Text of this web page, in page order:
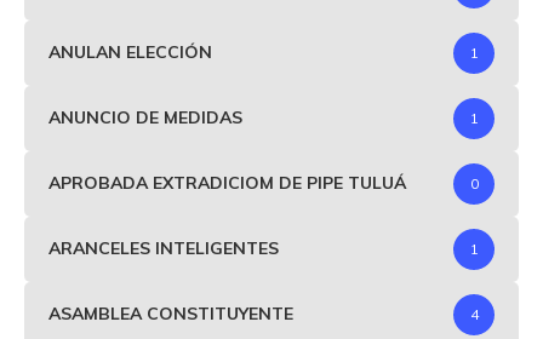
ANULAN ELECCIÓN 1
ANUNCIO DE MEDIDAS 1
APROBADA EXTRADICIOM DE PIPE TULUÁ 0
ARANCELES INTELIGENTES 1
ASAMBLEA CONSTITUYENTE 4